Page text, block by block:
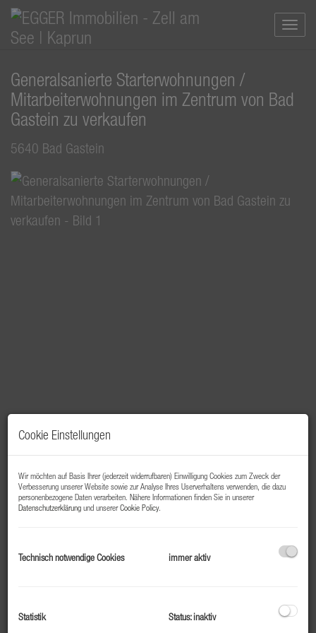
Generalsanierte Starterwohnungen /
Mitarbeiterwohnungen im Zentrum von Bad
Gastein zu verkaufen
5640 Bad Gastein
Top 308 – Starter- oder Mitarbeiterwohnung in Bad
Zentral gelegen und hochwertig saniert
Cookie Einstellungen
Wir möchten auf Basis Ihrer (jederzeit widerrufbaren) Einwilligung Cookies zum Zweck der
Verbesserung unserer Website sowie zur Analyse Ihres Userverhaltens verwenden, die dazu
personenbezogene Daten verarbeiten. Nähere Informationen finden Sie in unserer
Datenschutzerklärung und unsererCookie Policy.
Technisch notwendige Cookies immer aktiv
Statistik Status: inaktiv